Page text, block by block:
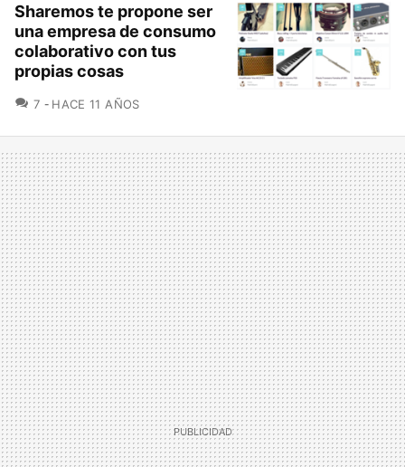
Sharemos te propone ser
una empresa de consumo
colaborativo con tus
propias cosas
7 COMENTARIOS
HACE 11 AÑOS